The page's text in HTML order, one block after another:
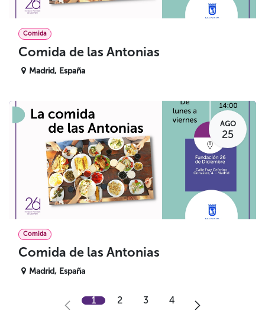
Comida
Comida de las Antonias
Madrid, España
AGO
25
Comida
Comida de las Antonias
Madrid, España
1 2 3 4